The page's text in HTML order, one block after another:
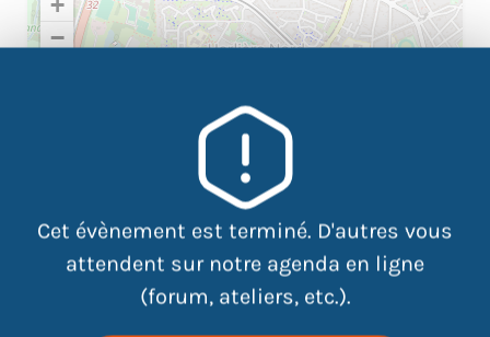
Cet évènement est terminé. D'autres vous
attendent sur notre agenda en ligne
(forum, ateliers, etc.).
14 Bd Churchill, Nantes, Entrée 2
−